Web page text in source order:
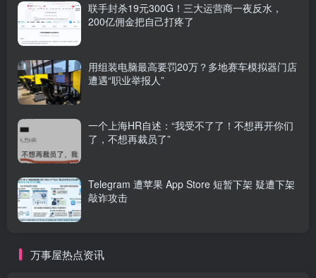
联手封杀19元300G！三大运营商一夜反水，
200亿佣金把自己打疼了
用组装电脑最高要罚20万？多地赛车模拟器门店
遭遇“职业举报人”
一个上海HR自述：“我受不了了！不想再开你们
了，不想再裁员了”
Telegram 遭苹果 App Store 短暂下架 疑遭下架
敲诈攻击
万事屋热点资讯